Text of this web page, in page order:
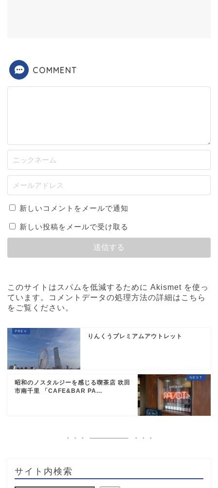
COMMENT
新しいコメントをメールで通知
新しい投稿をメールで受け取る
このサイトはスパムを低減するために Akismet を使っ
ています。
コメントデータの処理方法の詳細はこちら
をご覧ください 。
りんくうプレミアムアウトレット
昭和のノスタルジーを感じる喫茶店 吹田
市南千里 「CAFE&BAR PA...
サイト内検索